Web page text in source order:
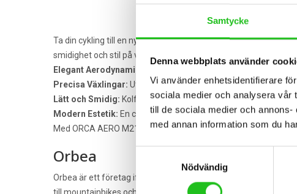
Samtycke
Denna webbplats använder
Vi använder enhetsidentifierare
sociala medier och analysera vår
till de sociala medier och
med annan information som du
Nödvändig
Ta din cykling till en ny nivå medORCA AERO M21eLTD– en
smidighet och stil på vägarna.
Elegant Aerodynamik:
Precisa Växlingar: Utrustad med elektronisk växling för
Lätt och Smidig: Kolfiberramen ger en ideal balans mellan
Modern Estetik: En cykel som inte bara presterar, utan även
Med ORCA AERO M21eLTD får du en cykel som inspirerar till
Orbea
Orbea är ett företag ifrån Spanien som startade år 1840, och